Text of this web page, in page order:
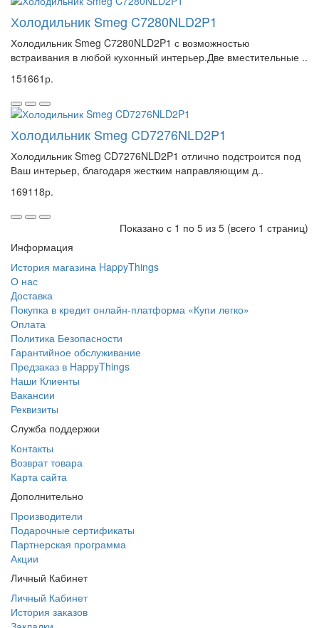
Холодильник Smeg C7280NLD2P1
Холодильник Smeg C7280NLD2P1 с возможностью
встраивания в любой кухонный интерьер.Две вместительные ..
151661р.
Холодильник Smeg CD7276NLD2P1
Холодильник Smeg CD7276NLD2P1 отлично подстроится под
Ваш интерьер, благодаря жестким направляющим д..
169118р.
Показано с 1 по 5 из 5 (всего 1 страниц)
Информация
История магазина HappyThings
О нас
Доставка
Покупка в кредит онлайн-платформа «Купи легко»
Оплата
Политика Безопасности
Гарантийное обслуживание
Предзаказ в HappyThings
Наши Клиенты
Вакансии
Реквизиты
Служба поддержки
Контакты
Возврат товара
Карта сайта
Дополнительно
Производители
Подарочные сертификаты
Партнерская программа
Акции
Личный Кабинет
Личный Кабинет
История заказов